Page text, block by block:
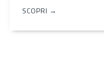
SCOPRI →